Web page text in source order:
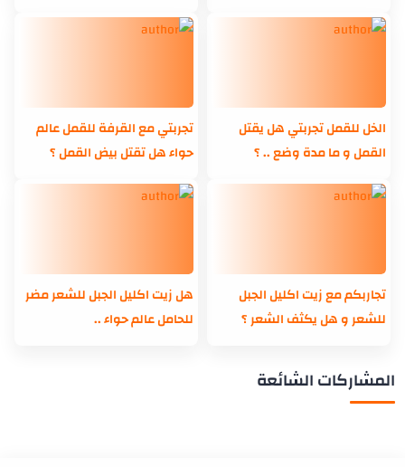
الخل للقمل تجربتي هل يقتل
القمل و ما مدة وضع .. ؟
تجربتي مع القرفة للقمل عالم
حواء هل تقتل بيض القمل ؟
تجاربكم مع زيت اكليل الجبل
للشعر و هل يكثف الشعر ؟
هل زيت اكليل الجبل للشعر مضر
للحامل عالم حواء ..
المشاركات الشائعة